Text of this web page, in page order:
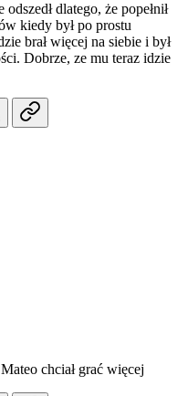
dlatego, że popełnił
kiedy był po prostu
brał więcej na siebie i był
Dobrze, ze mu teraz idzie
chciał grać więcej